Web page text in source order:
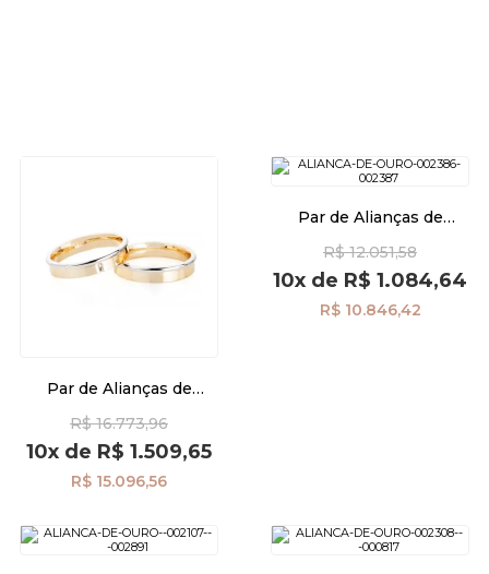
Par de Alianças de
Anatômica 4,0mm Friso
Diamante al40010d2
R$ 16.773,96
10x de R$ 1.509,65
R$ 15.096,56
Par de Alianças de
Anatômica 4,0mm Friso
Diamante al40007d1
R$ 12.051,58
10x de R$ 1.084,64
R$ 10.846,42